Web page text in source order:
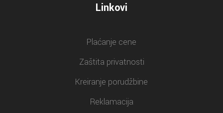
Linkovi
Plaćanje cene
Zaštita privatnosti
Kreiranje porudžbine
Reklamacija